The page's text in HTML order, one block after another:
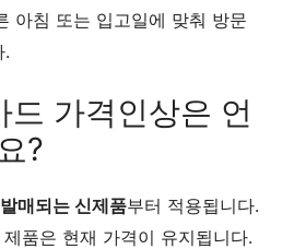
아침 또는 입고일에 맞춰 방문
.
드 가격인상은 언
?
매되는 신제품부터 적용됩니다.
품은 현재 가격이 유지됩니다.